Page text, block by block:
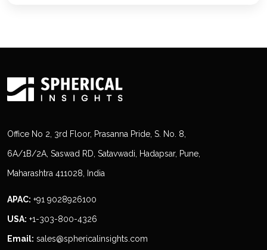
Office No 2, 3rd Floor, Prasanna Pride, S. No. 8,
6A/1B/2A, Saswad RD, Satavwadi, Hadapsar, Pune,
Maharashtra 411028, India
APAC: +91 9028926100
USA: +1-303-800-4326
Email: sales@sphericalinsights.com